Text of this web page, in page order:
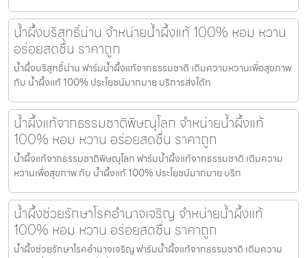
น้ำผึ้งบริสุทธิ์น่าน จำหน่ายน้ำผึ้งแท้ 100% หอม หวาน
อร่อยสดชื่น ราคาถูก
น้ำผึ้งบริสุทธิ์น่าน ฟาร์มน้ำผึ้งแท้จากธรรมชาติ เติมความหวานเพื่อสุขภาพ
กับ น้ำผึ้งแท้ 100% ประโยชน์มากมาย บริการส่งได้ท
น้ำผึ้งแท้จากธรรมชาติพิษณุโลก จำหน่ายน้ำผึ้งแท้
100% หอม หวาน อร่อยสดชื่น ราคาถูก
น้ำผึ้งแท้จากธรรมชาติพิษณุโลก ฟาร์มน้ำผึ้งแท้จากธรรมชาติ เติมความ
หวานเพื่อสุขภาพ กับ น้ำผึ้งแท้ 100% ประโยชน์มากมาย บริก
น้ำผึ้งช่วยรักษาโรคอำนาจเจริญ จำหน่ายน้ำผึ้งแท้
100% หอม หวาน อร่อยสดชื่น ราคาถูก
น้ำผึ้งช่วยรักษาโรคอำนาจเจริญ ฟาร์มน้ำผึ้งแท้จากธรรมชาติ เติมความ